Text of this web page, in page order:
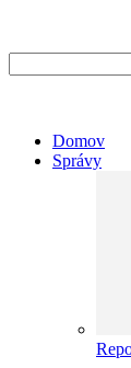
Domov
Správy